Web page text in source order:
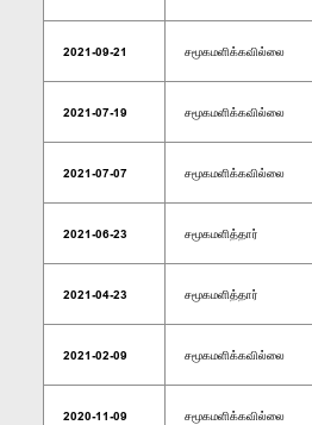
2021-09-21 சமூகமளிக்கவில்லை
2021-07-19 சமூகமளிக்கவில்லை
2021-07-07 சமூகமளிக்கவில்லை
2021-06-23 சமூகமளித்தார்
2021-04-23 சமூகமளித்தார்
2021-02-09 சமூகமளிக்கவில்லை
2020-11-09 சமூகமளிக்கவில்லை